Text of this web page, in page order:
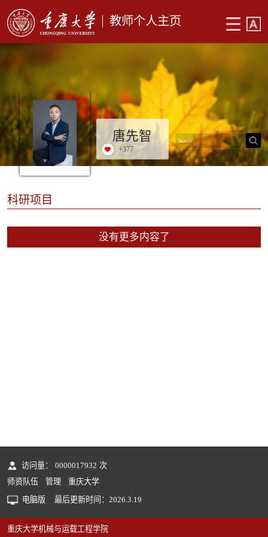
教师个人主页
唐先智
+377
科研项目
没有更多内容了
访问量： 0000017932 次
师资队伍
管理
重庆大学
电脑版
最后更新时间： 2026 3 19
重庆大学机械与运载工程学院